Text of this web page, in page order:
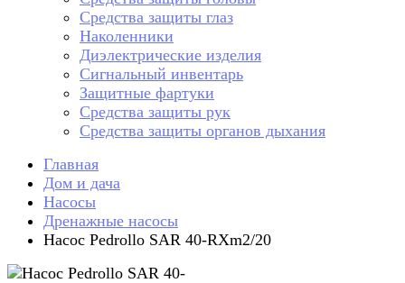
Средства защиты глаз
Наколенники
Диэлектрические изделия
Сигнальный инвентарь
Защитные фартуки
Средства защиты рук
Средства защиты органов дыхания
Главная
Дом и дача
Насосы
Дренажные насосы
Насос Pedrollo SAR 40-RXm2/20